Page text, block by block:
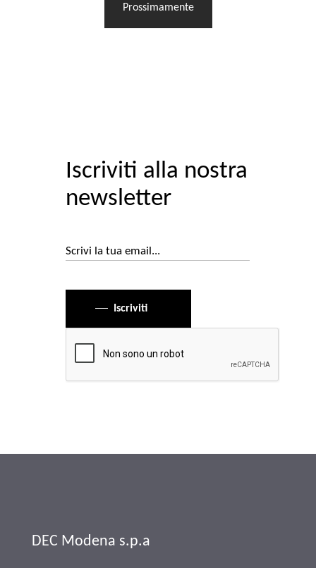
Prossimamente
Iscriviti alla nostra
newsletter
Iscriviti
DEC Modena s.p.a